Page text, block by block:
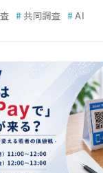
# 共同調査 # AI